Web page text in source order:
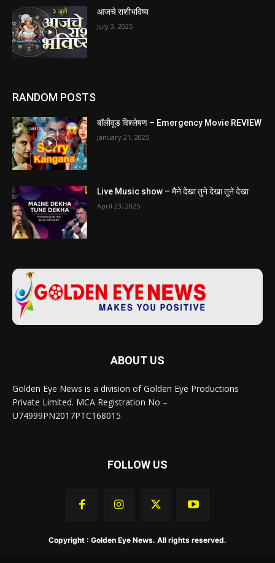
आजचे राशीभविष्य
July 3, 2025
RANDOM POSTS
बॉलीवूड विश्लेषण – Emergency Movie REVIEW
January 21, 2025
Live Music show – मैने देखा तुने देखा तुने देखा
April 23, 2025
ABOUT US
Golden Eye News is a division of Golden Eye Productions
Private Limited. MCA Registration No –
U74999PN2017PTC168015
FOLLOW US
Copyright : Golden Eye News. All rights reserved.